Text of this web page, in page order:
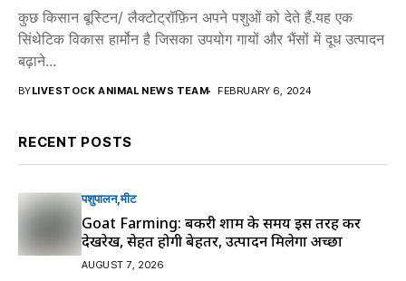
कुछ किसान बूस्टिन/ लैक्टोट्रॉफ़िन अपने पशुओं को देते हैं.यह एक
सिंथेटिक विकास हार्मोन है जिसका उपयोग गायों और भैंसों में दूध उत्पादन
बढ़ाने...
BYLIVESTOCK ANIMAL NEWS TEAM FEBRUARY 6, 2024
RECENT POSTS
पशुपालन मीट
Goat Farming: बकरी शाम के समय इस तरह करें
देखरेख, सेहत होगी बेहतर, उत्पादन मिलेगा अच्छा
AUGUST 7, 2026